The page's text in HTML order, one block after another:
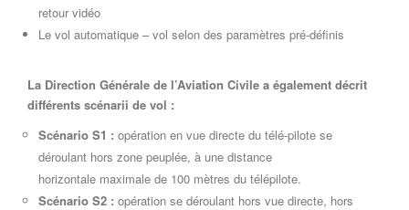
retour vidéo
Le vol automatique – vol selon des paramètres pré-définis
La Direction Générale de l’Aviation Civile a également décrit
différents scénarii de vol :
Scénario S1 : opération en vue directe du télé-pilote se
déroulant hors zone peuplée, à une distance
horizontale maximale de 100 mètres du télépilote.
Scénario S2 : opération se déroulant hors vue directe, hors